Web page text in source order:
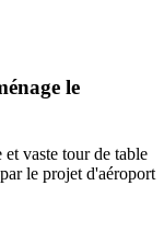
le
vaste tour de table
le projet d'aéroport